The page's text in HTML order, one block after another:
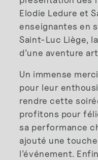
Elodie Ledure et
enseignantes en
Saint-Luc Liège,
d’une aventure
Un immense
pour leur
rendre cette
profitons pour
sa performance
ajouté une
l’événement.